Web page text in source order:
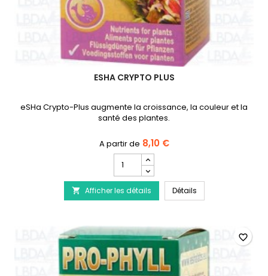
ESHA CRYPTO PLUS
eSHa Crypto-Plus augmente la croissance, la couleur et la
santé des plantes.
8,10 €
quantité
du
produit
eSHa
 Afficher les détails DétailseSHa Crypto Plus
favorite_border